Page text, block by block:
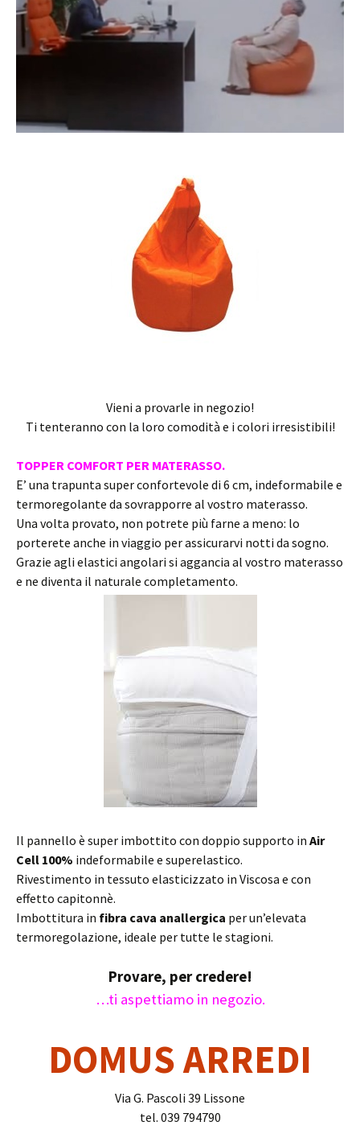
Vieni a provarle in negozio!
Ti tenteranno con la loro comodità e i colori irresistibili!
TOPPER COMFORT PER MATERASSO.
E’ una trapunta super confortevole di 6 cm, indeformabile e
termoregolante da sovrapporre al vostro materasso.
Una volta provato, non potrete più farne a meno: lo
porterete anche in viaggio per assicurarvi notti da sogno.
Grazie agli elastici angolari si aggancia al vostro materasso
e ne diventa il naturale completamento.
Il pannello è super imbottito con doppio supporto in Air
Cell 100% indeformabile e superelastico.
Rivestimento in tessuto elasticizzato in Viscosa e con
effetto capitonnè.
Imbottitura in fibra cava anallergica per un’elevata
termoregolazione, ideale per tutte le stagioni.
Provare, per credere!
…ti aspettiamo in negozio.
DOMUS ARREDI
Via G. Pascoli 39 Lissone
tel. 039 794790